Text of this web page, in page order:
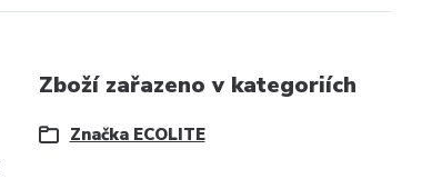
Zboží zařazeno v kategoriích
Značka ECOLITE